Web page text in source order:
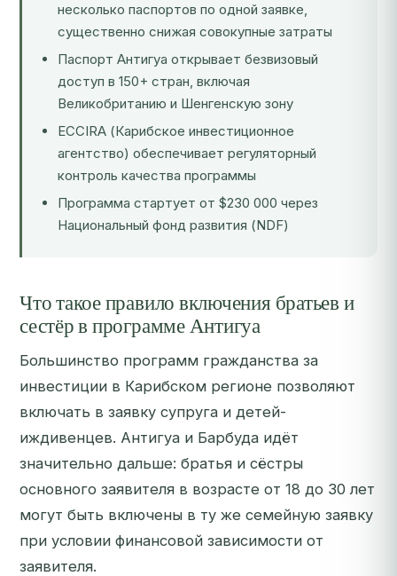
несколько паспортов по одной заявке,
существенно снижая совокупные затраты
Паспорт Антигуа открывает безвизовый
доступ в 150+ стран, включая
Великобританию и Шенгенскую зону
ECCIRA (Карибское инвестиционное
агентство) обеспечивает регуляторный
контроль качества программы
Программа стартует от $230 000 через
Национальный фонд развития (NDF)
Что такое правило включения братьев и
сестёр в программе Антигуа
Большинство программ гражданства за
инвестиции в Карибском регионе позволяют
включать в заявку супруга и детей-
иждивенцев. Антигуа и Барбуда идёт
значительно дальше: братья и сёстры
основного заявителя в возрасте от 18 до 30 лет
могут быть включены в ту же семейную заявку
при условии финансовой зависимости от
заявителя.